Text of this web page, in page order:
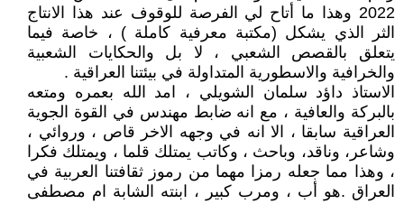
2022 وهذا ما أتاح لي الفرصة للوقوف عند هذا الانتاج
الثر الذي يشكل (مكتبة معرفية كاملة ) ، خاصة فيما
يتعلق بالقصص الشعبي ، لا بل والحكايات الشعبية
والخرافية والاسطورية المتداولة في بيئتنا العراقية .
الاستاذ داؤد سلمان الشويلي ، امد الله بعمره ومتعه
بالبركة والعافية ، مع انه ضابط مهندس في القوة الجوية
العراقية سابقا ، الا انه في وجهه الاخر قاص ، وروائي ،
وشاعر، وناقد، وباحث ، وكاتب يمتلك قلما ، ويمتلك فكرا
، وهذا مما جعله رمزا مهما من رموز ثقافتنا العربية في
العراق .هو أب ، ومرب كبير ، ابنته الشابة ام مصطفى